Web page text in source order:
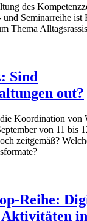
des
Seminarreihe ist
Thema
Sind
out?
Koordination von
von 11 bis
zeitgemäß?
Reihe:
Aktivitäten